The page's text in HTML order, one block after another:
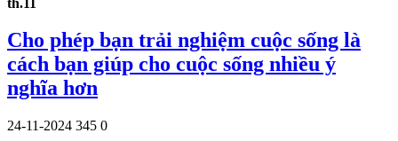
Cho phép bạn trải nghiệm cuộc sống là
cách bạn giúp cho cuộc sống nhiều ý
nghĩa hơn
24-11-2024 345 0